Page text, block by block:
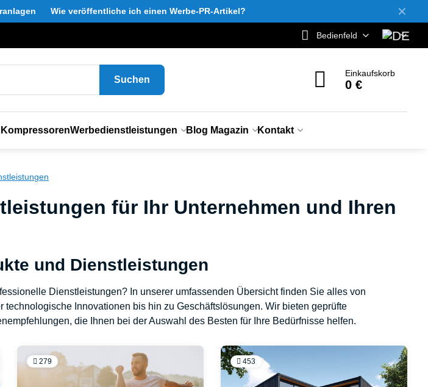
✕
Wie veröffentliche ich einen Werbe-PR-Artikel?
Bedienfeld
Suchen
Einkaufskorb
0 €
Werbedienstleistungen Blog Magazin Kontakt
für Ihr Unternehmen und Ihren
und Dienstleistungen
Dienstleistungen? In unserer umfassenden Übersicht finden Sie alles von
Innovationen bis hin zu Geschäftslösungen. Wir bieten geprüfte
die Ihnen bei der Auswahl des Besten für Ihre Bedürfnisse helfen.
279 453